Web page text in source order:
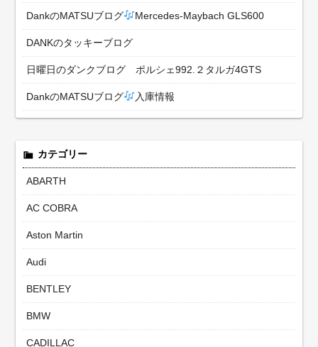
DankのMATSUブログ Mercedes-Maybach GLS600
DANKのタッキーブログ
日曜日のダンクブログ ポルシェ992.２タルガ4GTS
DankのMATSUブログ 入庫情報
カテゴリー
ABARTH
AC COBRA
Aston Martin
Audi
BENTLEY
BMW
CADILLAC